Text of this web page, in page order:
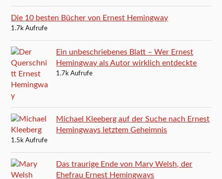
Die 10 besten Bücher von Ernest Hemingway
1.7k Aufrufe
Ein unbeschriebenes Blatt – Wer Ernest
Hemingway als Autor wirklich entdeckte
1.7k Aufrufe
Michael Kleeberg auf der Suche nach Ernest
Hemingways letztem Geheimnis
1.5k Aufrufe
Das traurige Ende von Mary Welsh, der
Ehefrau Ernest Hemingways